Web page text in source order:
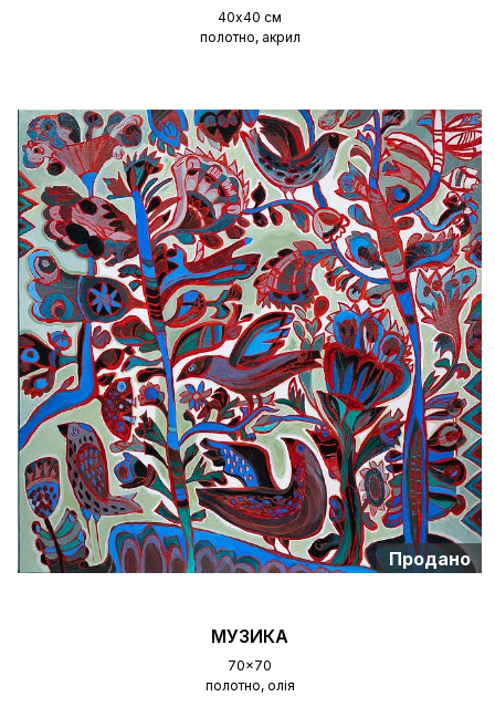
40х40 см
полотно, акрил
Продано
МУЗИКА
70×70
полотно, олія